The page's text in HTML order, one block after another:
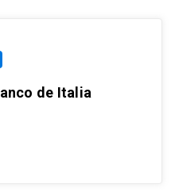
de Italia